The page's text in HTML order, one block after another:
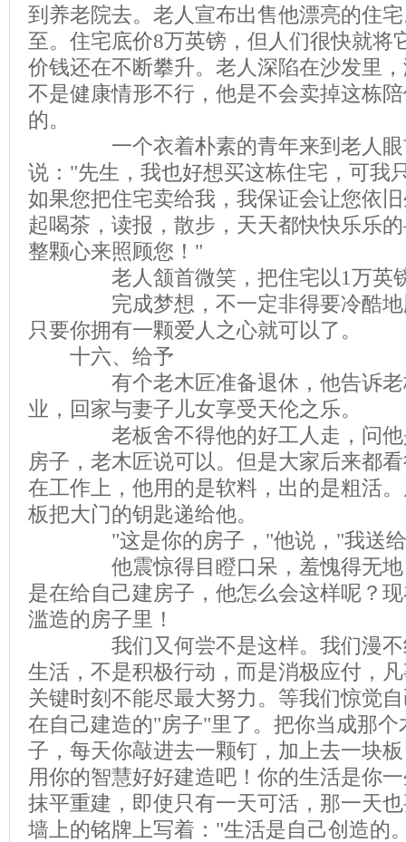
到养老院去。老人宣布出售他漂亮的住
至。住宅底价8万英镑，但人们很快就将
价钱还在不断攀升。老人深陷在沙发里
不是健康情形不行，他是不会卖掉这栋
的。
一个衣着朴素的青年来到老人眼
说："先生，我也好想买这栋住宅，可我
如果您把住宅卖给我，我保证会让您依
起喝茶，读报，散步，天天都快快乐乐
整颗心来照顾您！"
老人颔首微笑，把住宅以1万英镑
完成梦想，不一定非得要冷酷地
只要你拥有一颗爱人之心就可以了。
十六、给予
有个老木匠准备退休，他告诉老
业，回家与妻子儿女享受天伦之乐。
老板舍不得他的好工人走，问他
房子，老木匠说可以。但是大家后来都
在工作上，他用的是软料，出的是粗活
板把大门的钥匙递给他。
"这是你的房子，"他说，"我送给
他震惊得目瞪口呆，羞愧得无地
是在给自己建房子，他怎么会这样呢？
滥造的房子里！
我们又何尝不是这样。我们漫不
生活，不是积极行动，而是消极应付，
关键时刻不能尽最大努力。等我们惊觉
在自己建造的"房子"里了。把你当成那
子，每天你敲进去一颗钉，加上去一块
用你的智慧好好建造吧！你的生活是你
抹平重建，即使只有一天可活，那一天
墙上的铭牌上写着："生活是自己创造的